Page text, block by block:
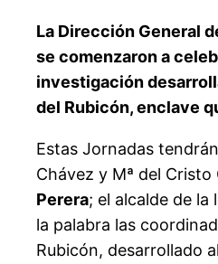
La Dirección General
se comenzaron a
investigación
del Rubicón, enclave
Estas Jornadas
Chávez y Mª del
Perera; el alcalde de la
la palabra las
Rubicón, desarrollado